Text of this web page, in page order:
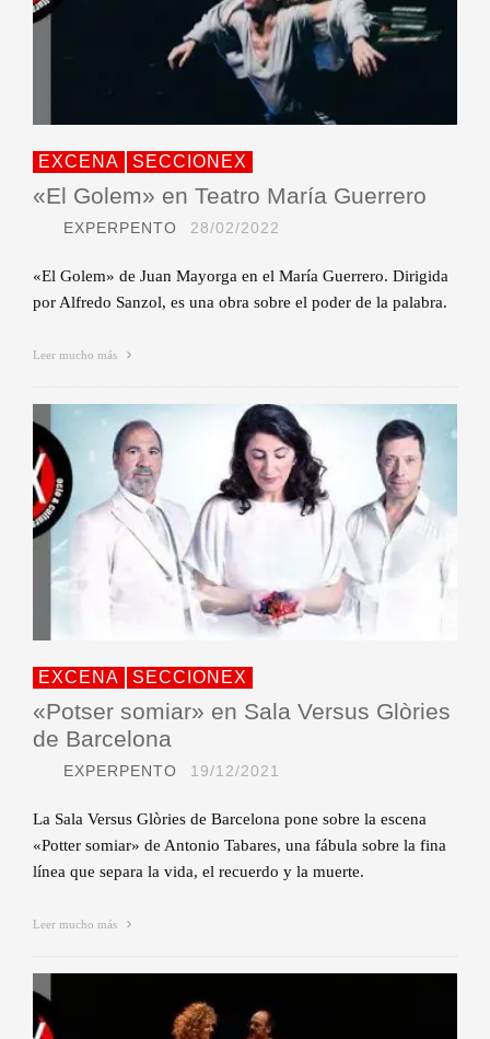
EXCENA SECCIONEX
«El Golem» en Teatro María Guerrero
EXPERPENTO 28/02/2022
«El Golem» de Juan Mayorga en el María Guerrero. Dirigida
por Alfredo Sanzol, es una obra sobre el poder de la palabra.
Leer mucho más
EXCENA SECCIONEX
«Potser somiar» en Sala Versus Glòries
de Barcelona
EXPERPENTO 19/12/2021
La Sala Versus Glòries de Barcelona pone sobre la escena
«Potter somiar» de Antonio Tabares, una fábula sobre la fina
línea que separa la vida, el recuerdo y la muerte.
Leer mucho más